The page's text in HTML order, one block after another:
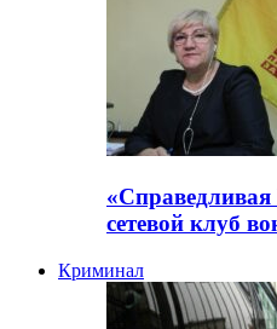
сетевой клуб
Криминал